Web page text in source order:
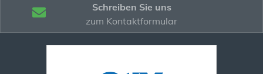
Schreiben Sie uns
zum Kontaktformular